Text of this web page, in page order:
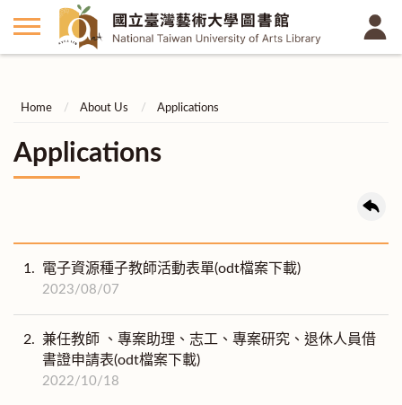
Home About Us Applications
Applications
1. 電子資源種子教師活動表單(odt檔案下載)
2023/08/07
2. 兼任教師 、專案助理、志工、專案研究、退休人員借
書證申請表(odt檔案下載)
2022/10/18